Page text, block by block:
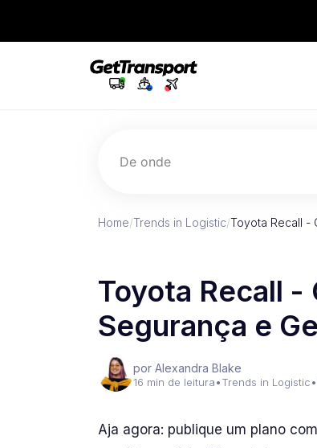
De onde
Home/Trends in Logistic/Toyota Recall -
Toyota Recall
Segurança e
por Alexandra Blake
16 min de leitura•Trends in Logistic•
Aja agora: publique um plano